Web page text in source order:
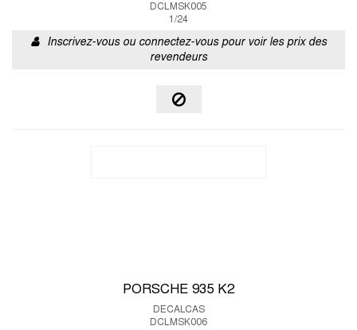
DCLMSK005
1/24
Inscrivez-vous ou connectez-vous pour voir les prix des
revendeurs
PORSCHE 935 K2
DECALCAS
DCLMSK006